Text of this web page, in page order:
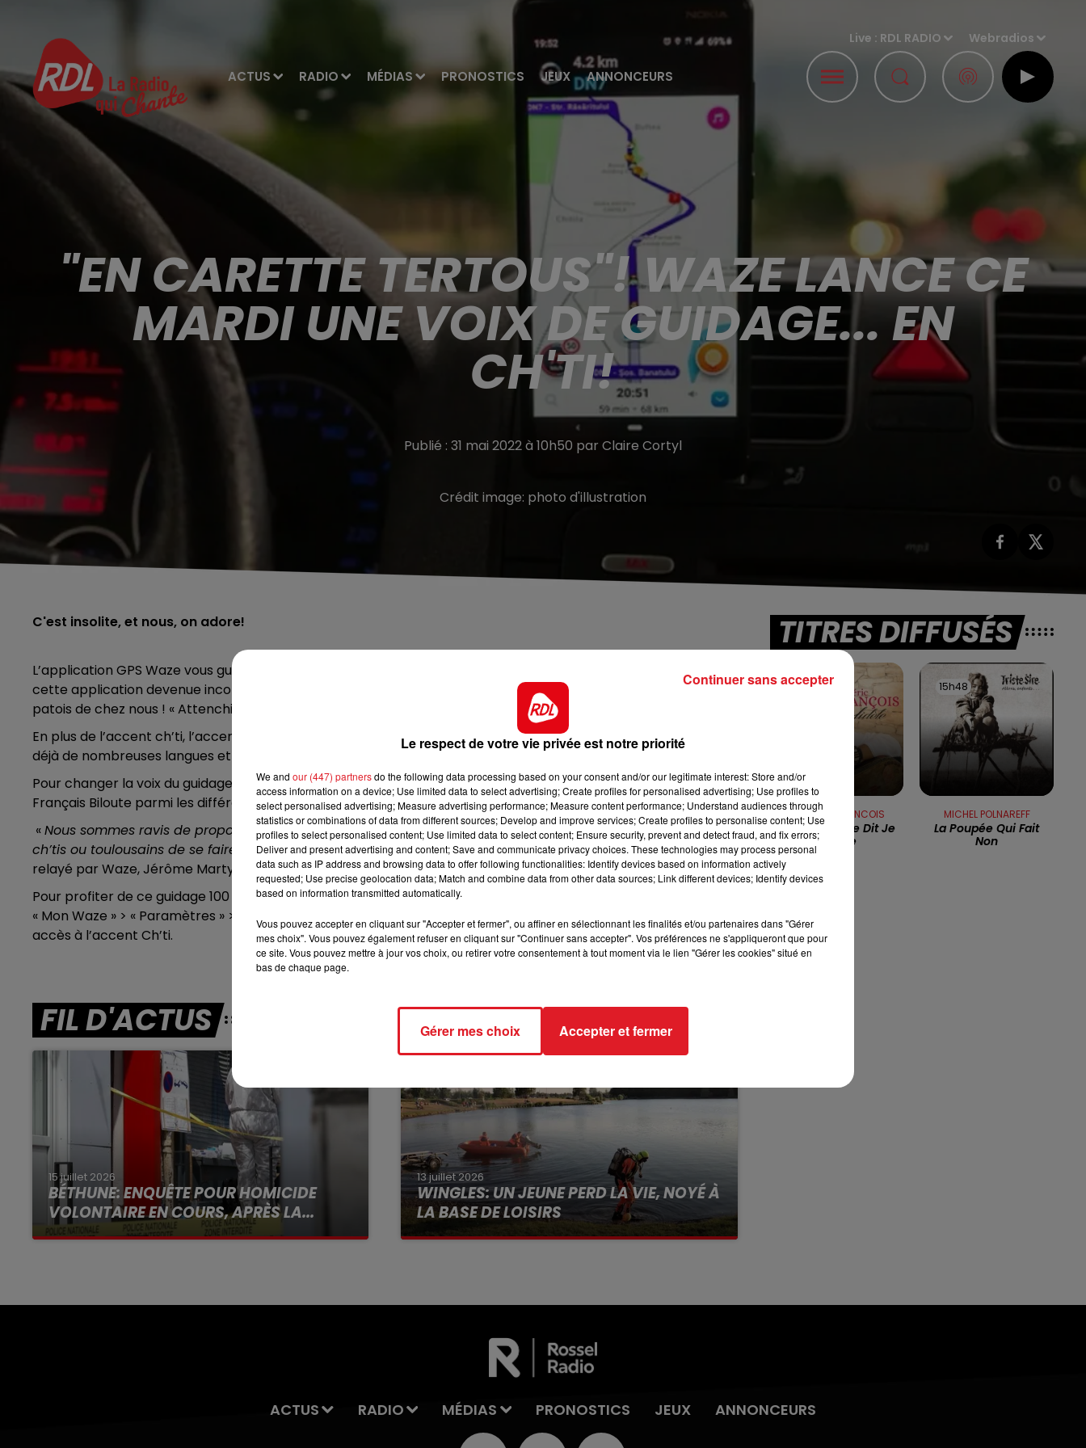
ACTUS RADIO MÉDIAS PRONOSTICS JEUX ANNONCEURS
Live : RDL RADIO Webradios
7h00 - 10h00
RDL WEEK-END
10h00 - 12h00 7h00 - 10h00
RDL WEEK-END
"EN CARETTE TERTOUS"! WAZE LANCE CE
MARDI UNE VOIX DE GUIDAGE... EN
CH'TI!
Publié : 31 mai 2022 à 10h50 par Claire Cortyl
Crédit image: photo d'illustration
C'est insolite, et nous, on adore!
L’application GPS Waze vous guide désormais… En Ch’ti !3 nouvelles voix ont été ajoutées ce mardi 31 mai à
cette application devenue incontournable. Dont l’une, qui va vous emmener à destination en vous guidant en
patois de chez nous ! « Attenchion Biloute ! Ou « va pas à toute berzingue » vont venir égayer vos trajets !.
En plus de l’accent ch’ti, l’accent provençal et celui de toulouse ont aussi été ajoutés à l’appliation, qui propose
déjà de nombreuses langues et plusieurs voix.
Pour changer la voix du guidage, il faut vous rendre dans les paramètres de l’application, et sélectionner
Français Biloute parmi les différentes voix !
«Nous sommes ravis de proposer cette nouvelle fonctionnalité qui va permettre à nos Wazers sudistes,
ch’tis ou toulousains de se faire guider par un accent qui leur est familier», indique, dans un communiqué
relayé par Waze, Jérôme Marty, Country Manager France chez Waze.
Pour profiter de ce guidage 100 % Ch’ti, il faut juste régler votre application. Pour ce faire, rendez-vous dans
« Mon Waze » > « Paramètres » > « Voix et sons » > « Voix Waze » et il là, il faut sélectionner « Biloute » pour avoir
accès à l’accent Ch’ti.
FIL D'ACTUS
15 juillet 2026
BÉTHUNE: ENQUÊTE POUR HOMICIDE
VOLONTAIRE EN COURS, APRÈS LA...
Selon les premiers éléments, le logement
13 juillet 2026
WINGLES: UN JEUNE PERD LA VIE, NOYÉ À
LA BASE DE LOISIRS
La victime a coulé à pic
TITRES DIFFUSÉS
15h53
15h53
FREDERIC FRANCOIS
Mon Coeur Te Dit Je
T'aime
15h48
15h48
MICHEL POLNAREFF
La Poupée Qui Fait
Non
ACTUS RADIO MÉDIAS PRONOSTICS JEUX ANNONCEURS
Le respect de votre vie privée est notre priorité
We and our (447) partnersdo the following data processing based on your consent and/or our legitimate interest: Store and/or
access information on a device; Use limited data to select advertising; Create profiles for personalised advertising; Use profiles to
select personalised advertising; Measure advertising performance; Measure content performance; Understand audiences through
statistics or combinations of data from different sources; Develop and improve services; Create profiles to personalise content; Use
profiles to select personalised content; Use limited data to select content; Ensure security, prevent and detect fraud, and fix errors;
Deliver and present advertising and content; Save and communicate privacy choices. These technologies may process personal
data such as IP address and browsing data to offer following functionalities: Identify devices based on information actively
requested; Use precise geolocation data; Match and combine data from other data sources; Link different devices; Identify devices
based on information transmitted automatically.
Vous pouvez accepter en cliquant sur "Accepter et fermer", ou affiner en sélectionnant les finalités et/ou partenaires dans "Gérer
mes choix". Vous pouvez également refuser en cliquant sur "Continuer sans accepter". Vos préférences ne s'appliqueront que pour
ce site. Vous pouvez mettre à jour vos choix, ou retirer votre consentement à tout moment via le lien "Gérer les cookies" situé en
bas de chaque page.
Gérer mes choix Accepter et fermer
Continuer sans accepter